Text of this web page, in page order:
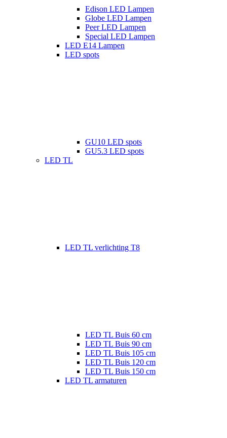
Edison LED Lampen
Globe LED Lampen
Peer LED Lampen
Special LED Lampen
LED E14 Lampen
LED spots
GU10 LED spots
GU5.3 LED spots
LED TL
LED TL verlichting T8
LED TL Buis 60 cm
LED TL Buis 90 cm
LED TL Buis 105 cm
LED TL Buis 120 cm
LED TL Buis 150 cm
LED TL armaturen